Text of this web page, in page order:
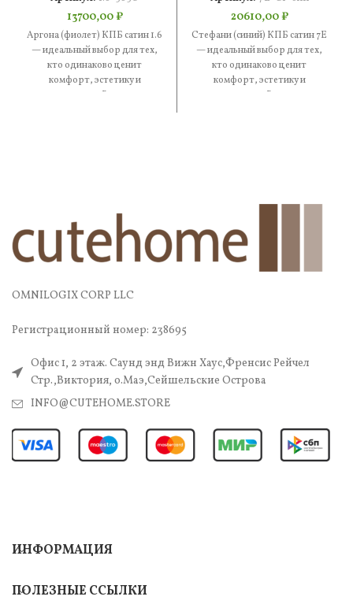
13700,00₽
Аргона (фиолет) КПБ сатин 1.6
— идеальный выбор для тех,
кто одинаково ценит
комфорт, эстетику и
практичность. В составе —
20610,00₽
Стефани (синий) КПБ сатин 7Е
— идеальный выбор для тех,
кто одинаково ценит
комфорт, эстетику и
практичность. В составе —
OMNILOGIX CORP LLC
Регистрационный номер: 238695
Офис 1, 2 этаж. Саунд энд Вижн Хаус,Френсис Рейчел
Стр.,Виктория, о.Маэ,Сейшельские Острова
INFO@CUTEHOME.STORE
ИНФОРМАЦИЯ
ПОЛЕЗНЫЕ ССЫЛКИ